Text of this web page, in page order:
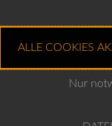
ALLE COOKIES
Nur